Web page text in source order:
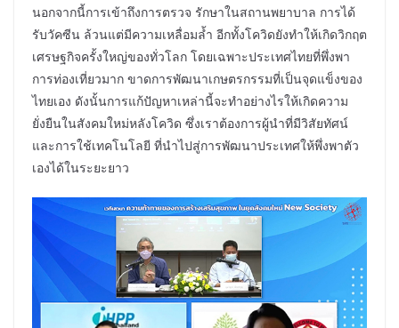
นอกจากนี้การเข้าถึงการตรวจ รักษาในสถานพยาบาล การได้
รับวัคซีน ล้วนแต่มีความเหลื่อมล้ำ อีกทั้งโควิดยังทำให้เกิดวิกฤต
เศรษฐกิจครั้งใหญ่ของทั่วโลก โดยเฉพาะประเทศไทยที่พึ่งพา
การท่องเที่ยวมาก ขาดการพัฒนาเกษตรกรรมที่เป็นจุดแข็งของ
ไทยเอง ดังนั้นการแก้ปัญหาเหล่านี้จะทำอย่างไรให้เกิดความ
ยั่งยืนในสังคมใหม่หลังโควิด ซึ่งเราต้องการผู้นำที่มีวิสัยทัศน์
และการใช้เทคโนโลยี ที่นำไปสู่การพัฒนาประเทศให้พึ่งพาตัว
เองได้ในระยะยาว